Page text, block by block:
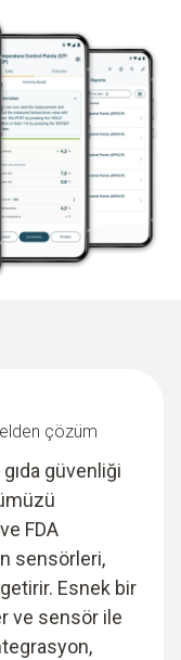
çözüm
güvenliği
FDA
sensörleri,
Esnek bir
ve sensör ile